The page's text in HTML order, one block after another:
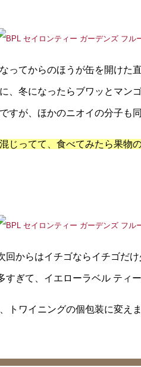
ってからのほうが缶を開けた
、冬になったらブワッとマン
すが、ほかのニオイの分子も
じってて、食べてみたら果物
からはイチゴならイチゴだ
ぎて、イエローラベル ティ
トワイニングの個包装に変えま